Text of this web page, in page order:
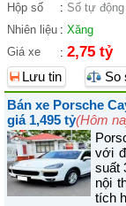
Hộp số : Số tự động
Nhiên liệu : Xăng
Giá xe
: 2,75 tỷ
Lưu tin
So
Bán xe Porsche
giá 1,495 tỷ(Hôm
với
suất
nội
tích